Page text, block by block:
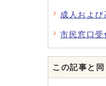
成人およ
市民窓口受
この記事と